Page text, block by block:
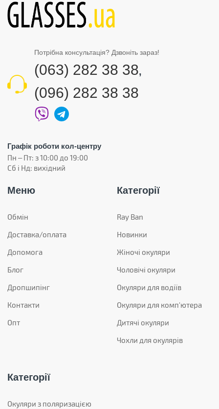
Потрібна консультація? Дзвоніть зараз!
(063) 282 38 38,
(096) 282 38 38
Графік роботи кол-центру
Пн – Пт: з 10:00 до 19:00
Сб і Нд: вихідний
Меню
Обмін
Доставка/оплата
Допомога
Блог
Дропшипінг
Контакти
Опт
Категорії
Ray Ban
Новинки
Жіночі окуляри
Чоловічі окуляри
Окуляри для водіїв
Окуляри для комп'ютера
Дитячі окуляри
Чохли для окулярів
Категорії
Окуляри з поляризацією